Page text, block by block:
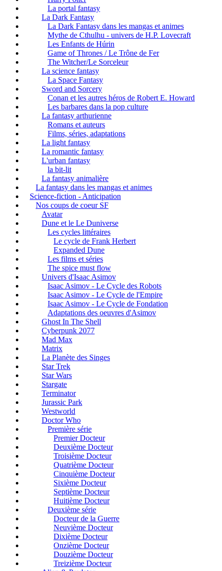
La portal fantasy
La Dark Fantasy
La Dark Fantasy dans les mangas et animes
Mythe de Cthulhu - univers de H.P. Lovecraft
Les Enfants de Húrin
Game of Thrones / Le Trône de Fer
The Witcher/Le Sorceleur
La science fantasy
La Space Fantasy
Sword and Sorcery
Conan et les autres héros de Robert E. Howard
Les barbares dans la pop culture
La fantasy arthurienne
Romans et auteurs
Films, séries, adaptations
La light fantasy
La romantic fantasy
L'urban fantasy
la bit-lit
La fantasy animalière
La fantasy dans les mangas et animes
Science-fiction - Anticipation
Nos coups de coeur SF
Avatar
Dune et le Le Duniverse
Les cycles littéraires
Le cycle de Frank Herbert
Expanded Dune
Les films et séries
The spice must flow
Univers d'Isaac Asimov
Isaac Asimov - Le Cycle des Robots
Isaac Asimov - Le Cycle de l'Empire
Isaac Asimov - Le Cycle de Fondation
Adaptations des oeuvres d'Asimov
Ghost In The Shell
Cyberpunk 2077
Mad Max
Matrix
La Planète des Singes
Star Trek
Star Wars
Stargate
Terminator
Jurassic Park
Westworld
Doctor Who
Première série
Premier Docteur
Deuxième Docteur
Troisième Docteur
Quatrième Docteur
Cinquième Docteur
Sixième Docteur
Septième Docteur
Huitième Docteur
Deuxième série
Docteur de la Guerre
Neuvième Docteur
Dixième Docteur
Onzième Docteur
Douzième Docteur
Treizième Docteur